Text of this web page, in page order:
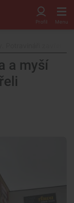
a myší